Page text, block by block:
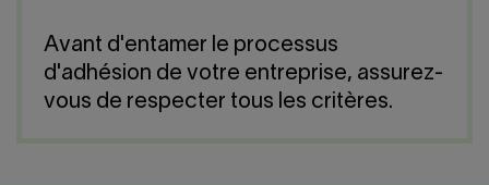
Accueil Carrière
Nous joindre Salle de presse
Avant d'entamer le processus
d'adhésion de votre entreprise, assurez-
vous de respecter tous les critères.